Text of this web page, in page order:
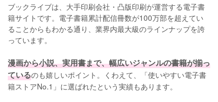
ブックライブは、大手印刷会社・凸版印刷が運営する電子書
籍サイトです。電子書籍累計配信冊数が100万部を超えてい
ることからもわかる通り、業界内最大級のラインナップを誇
っています。
漫画から小説、実用書まで、幅広いジャンルの書籍が揃っ
ているのも嬉しいポイント。くわえて、「使いやすい電子書
籍ストアNo.1」に選ばれたという実績もあります。